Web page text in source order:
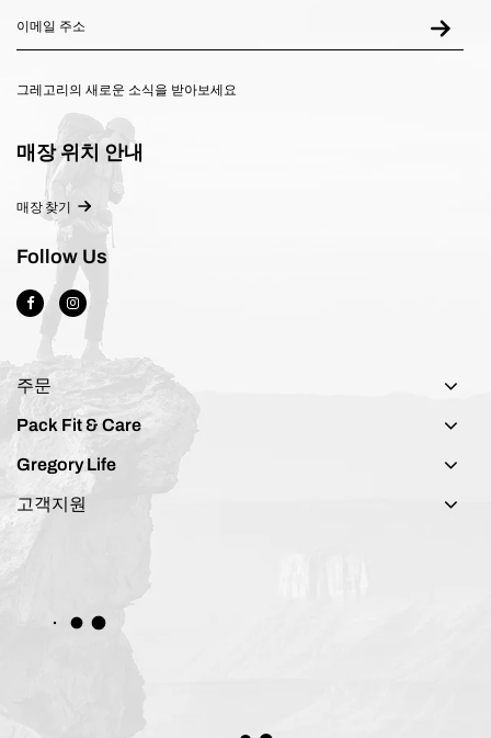
그레고리의 새로운 소식을 받아보세요
매장 위치 안내
매장 찾기
Follow Us
주문
Pack Fit & Care
Gregory Life
고객지원